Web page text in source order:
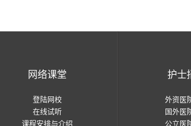
网络课堂
登陆网校
在线试听
课程安排与介绍
护士
外资医
国外医
公立医